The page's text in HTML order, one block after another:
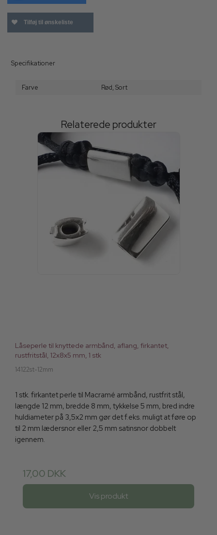
Tilføj til ønskeliste
Specifikationer
Farve Rød,Sort
Relaterede produkter
Låseperle til knyttede armbånd, aflang, firkantet,
rustfritstål, 12x8x5 mm, 1 stk
14122st-12mm
1 stk. firkantet perle til Macramé armbånd, rustfrit stål,
længde 12 mm, bredde 8 mm, tykkelse 5 mm, bred indre
huldiameter på 3,5x2 mm gør det f.eks. muligt at føre op
til 2 mm lædersnor eller 2,5 mm satinsnor dobbelt
igennem.
17,00 DKK
Vis produkt